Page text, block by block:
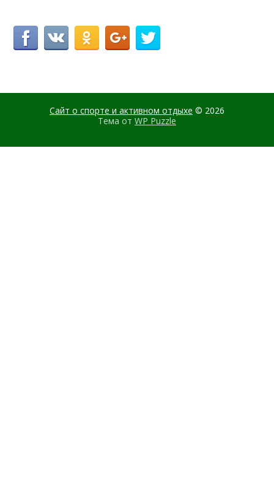
Сайт о спорте и активном отдыхе © 2026
Тема от WP Puzzle